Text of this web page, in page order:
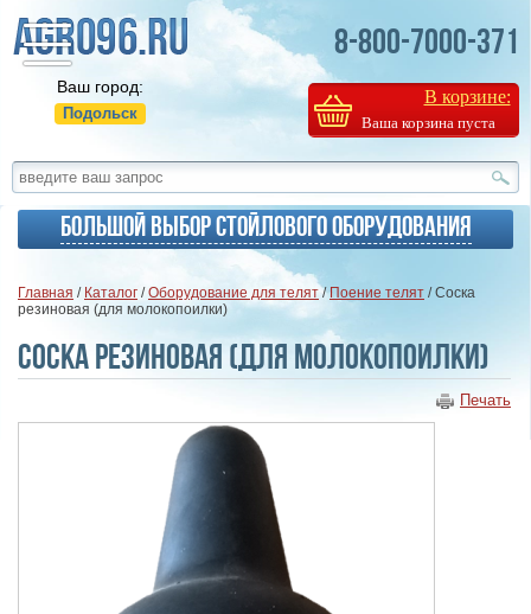
Ваш город:
Подольск
8-800-7000-371
В корзине:
Ваша корзина пуста
Большой выбор стойлового оборудования
Главная / Каталог /Оборудование для телят/Поение телят / Соска
резиновая (для молокопоилки)
Соска резиновая (для молокопоилки)
Печать